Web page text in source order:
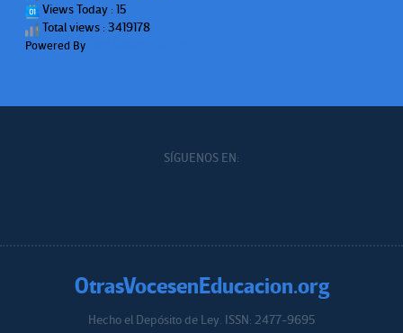
Views Today : 15
Total views : 3419178
Powered By
SÍGUENOS EN:
OtrasVocesenEducacion.org
Hecho el Depósito de Ley. ISSN: 2477-9695